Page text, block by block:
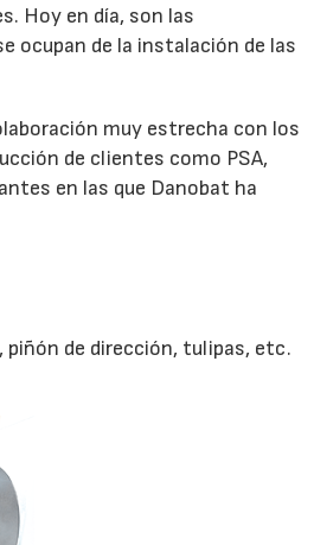
Hoy en día, son las
ocupan de la instalación de las
muy estrecha con los
de clientes como PSA,
en las que Danobat ha
piñón de dirección, tulipas, etc.